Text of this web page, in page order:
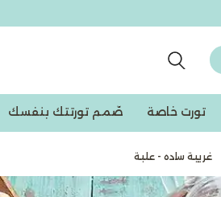
خصومات
تورت خاصة صّمم تورتتك بنفسك
غريبة ساده - علبة